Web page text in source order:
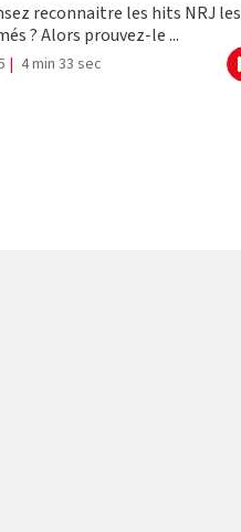
reconnaitre les hits NRJ les
? Alors prouvez-le ...
| 4 min 33 sec